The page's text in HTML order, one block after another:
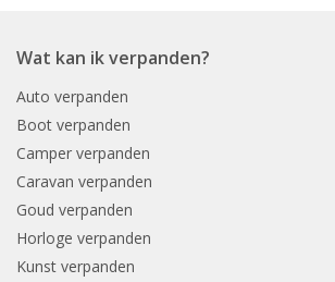
Wat kan ik verpanden?
Auto verpanden
Boot verpanden
Camper verpanden
Caravan verpanden
Goud verpanden
Horloge verpanden
Kunst verpanden